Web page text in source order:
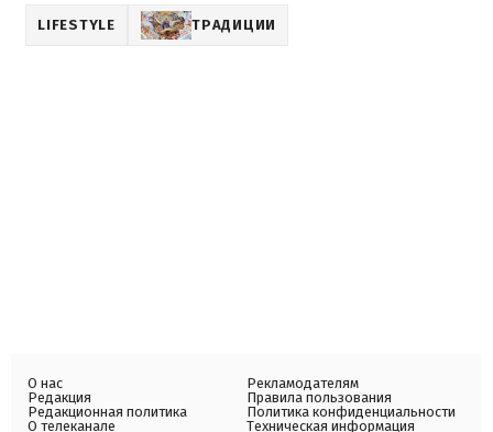
LIFESTYLE ТРАДИЦИИ
О нас
Редакция
Редакционная политика
О телеканале
Рекламодателям
Правила пользования
Политика конфиденциальности
Техническая информация